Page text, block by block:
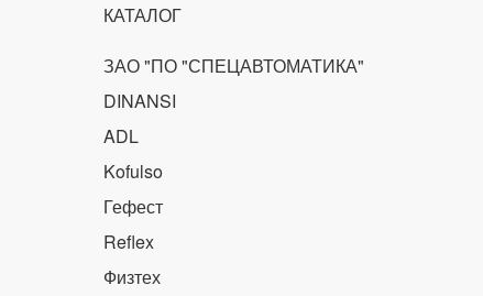
КАТАЛОГ
ЗАО "ПО "СПЕЦАВТОМАТИКА"
DINANSI
ADL
Kofulso
Гефест
Reflex
Физтех